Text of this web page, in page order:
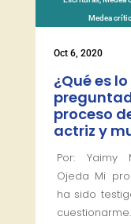
Medea
Oct 6, 2020
¿Qué es
proceso
actriz y
Por: Yaimy
Ojeda Mi
ha sido